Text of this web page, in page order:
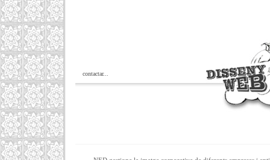
contactar...